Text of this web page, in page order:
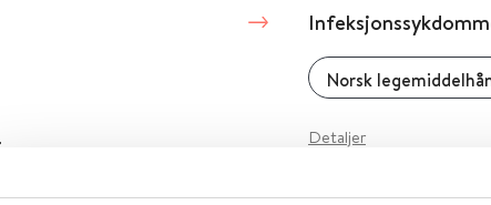
Norsk
Detaljer